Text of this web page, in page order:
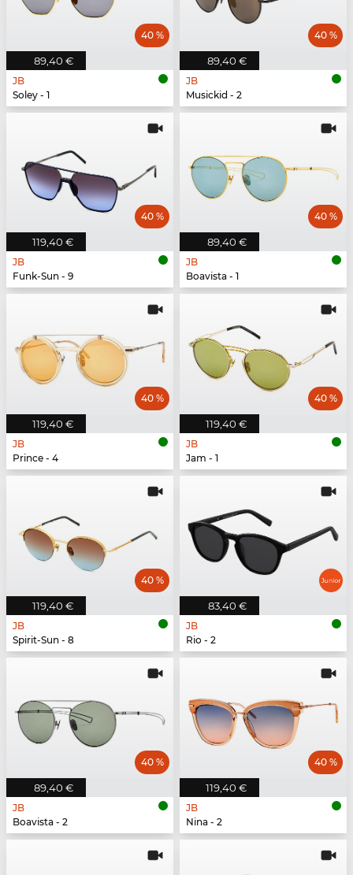
89,40 €
40 %
JB
Soley - 1
89,40 €
40 %
JB
Musickid - 2
119,40 €
40 %
JB
Funk-Sun - 9
89,40 €
40 %
JB
Boavista - 1
119,40 €
40 %
JB
Prince - 4
119,40 €
40 %
JB
Jam - 1
119,40 €
40 %
JB
Spirit-Sun - 8
83,40 €
JB
Rio - 2
89,40 €
40 %
JB
Boavista - 2
119,40 €
40 %
JB
Nina - 2